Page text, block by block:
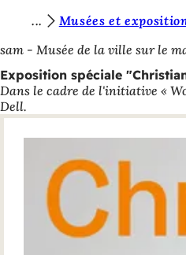
Accéder au contenu
o
u
s
ê
Musées et
sam - Musée de la ville sur le
Exposition spéciale
Dans le cadre de l'initiative «
Dell.